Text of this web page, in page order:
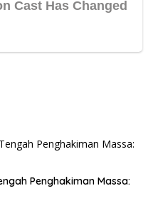
Penghakiman Massa: